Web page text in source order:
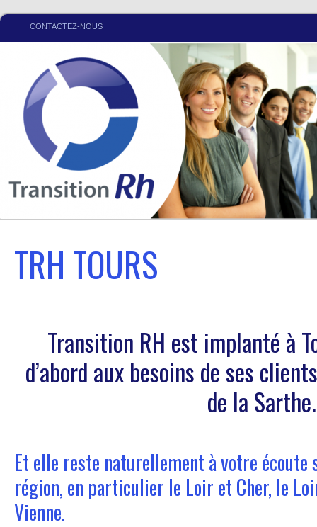
CONTACTEZ-NOUS
TRH TOURS
Transition RH est implanté à
d’abord aux besoins de ses
de la Sarthe.
Et elle reste naturellement à votre
région, en particulier le Loir et Cher, le
Vienne.